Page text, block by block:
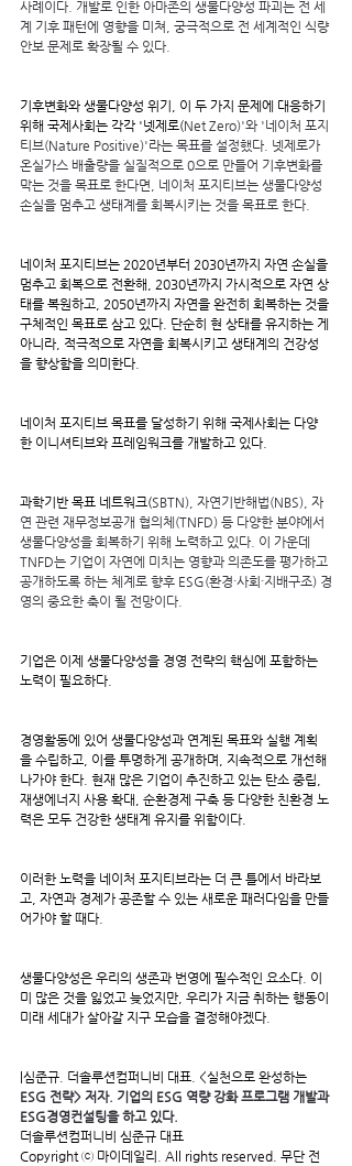
사례이다. 개발로 인한 아마존의 생물다양성 파괴는 전 세
계 기후 패턴에 영향을 미쳐, 궁극적으로 전 세계적인 식량
안보 문제로 확장될 수 있다.
기후변화와 생물다양성 위기, 이 두 가지 문제에 대응하기
위해 국제사회는 각각 '넷제로(Net Zero)'와 '네이처 포지
티브(Nature Positive)'라는 목표를 설정했다. 넷제로가
온실가스 배출량을 실질적으로 0으로 만들어 기후변화를
막는 것을 목표로 한다면, 네이처 포지티브는 생물다양성
손실을 멈추고 생태계를 회복시키는 것을 목표로 한다.
네이처 포지티브는 2020년부터 2030년까지 자연 손실을
멈추고 회복으로 전환해, 2030년까지 가시적으로 자연 상
태를 복원하고, 2050년까지 자연을 완전히 회복하는 것을
구체적인 목표로 삼고 있다. 단순히 현 상태를 유지하는 게
아니라, 적극적으로 자연을 회복시키고 생태계의 건강성
을 향상함을 의미한다.
네이처 포지티브 목표를 달성하기 위해 국제사회는 다양
한 이니셔티브와 프레임워크를 개발하고 있다.
과학기반 목표 네트워크(SBTN), 자연기반해법(NBS), 자
연 관련 재무정보공개 협의체(TNFD) 등 다양한 분야에서
생물다양성을 회복하기 위해 노력하고 있다. 이 가운데
TNFD는 기업이 자연에 미치는 영향과 의존도를 평가하고
공개하도록 하는 체계로 향후 ESG(환경·사회·지배구조) 경
영의 중요한 축이 될 전망이다.
기업은 이제 생물다양성을 경영 전략의 핵심에 포함하는
노력이 필요하다.
경영활동에 있어 생물다양성과 연계된 목표와 실행 계획
을 수립하고, 이를 투명하게 공개하며, 지속적으로 개선해
나가야 한다. 현재 많은 기업이 추진하고 있는 탄소 중립,
재생에너지 사용 확대, 순환경제 구축 등 다양한 친환경 노
력은 모두 건강한 생태계 유지를 위함이다.
이러한 노력을 네이처 포지티브라는 더 큰 틀에서 바라보
고, 자연과 경제가 공존할 수 있는 새로운 패러다임을 만들
어가야 할 때다.
생물다양성은 우리의 생존과 번영에 필수적인 요소다. 이
미 많은 것을 잃었고 늦었지만, 우리가 지금 취하는 행동이
미래 세대가 살아갈 지구 모습을 결정해야겠다.
|심준규. 더솔루션컴퍼니비 대표. <실천으로 완성하는
ESG 전략> 저자. 기업의 ESG 역량 강화 프로그램 개발과
ESG경영컨설팅을 하고 있다.
더솔루션컴퍼니비 심준규 대표
Copyright ⓒ 마이데일리. All rights reserved. 무단 전